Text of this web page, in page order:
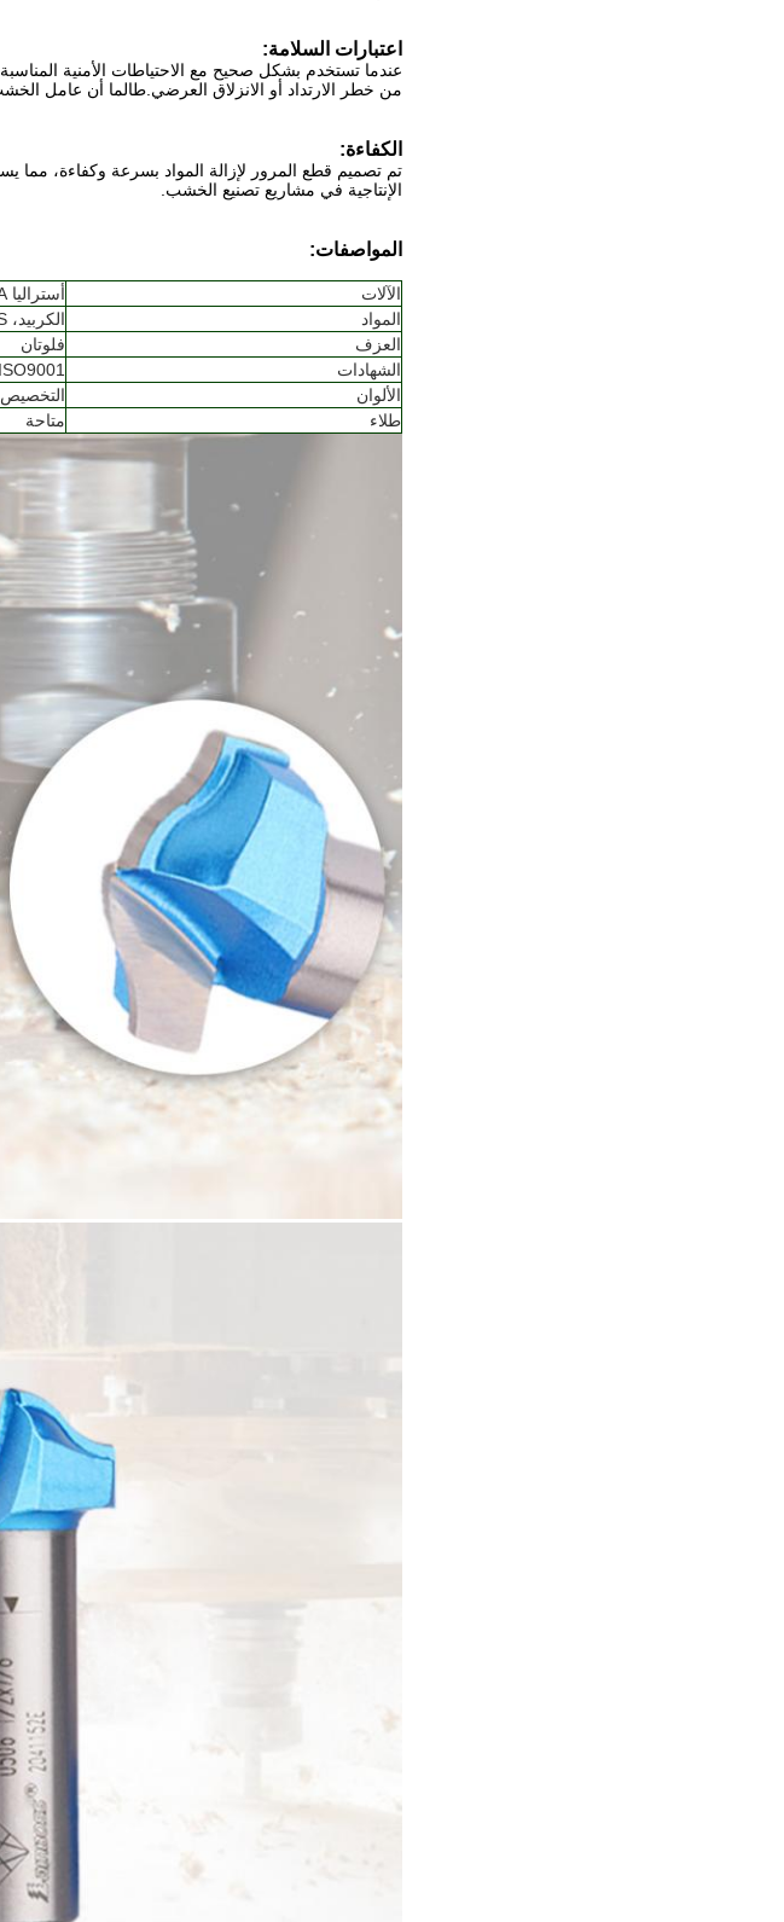
اعتبارات السلامة:
عندما تستخدم بشكل صحيح مع الاحتياطات الأمنية
من خطر الارتداد أو الانزلاق العرضي.طالما أن عامل الخشب
الكفاءة:
تم تصميم قطع المرور لإزالة المواد بسرعة وكفاءة،
الإنتاجية في مشاريع تصنيع الخشب.
المواصفات:
الآلات
أستراليا ANCA
المواد
الكربيد، HSS
العزف
فلوتان
الشهادات
ISO9001
الألوان
التخصيص
طلاء
متاحة